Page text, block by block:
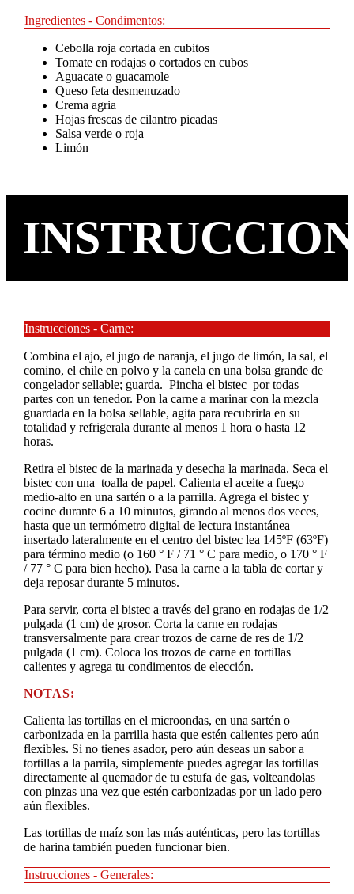
Ingredientes - Condimentos:
Cebolla roja cortada en cubitos
Tomate en rodajas o cortados en cubos
Aguacate o guacamole
Queso feta desmenuzado
Crema agria
Hojas frescas de cilantro picadas
Salsa verde o roja
Limón
Instrucciones - Carne:
Combina el ajo, el jugo de naranja, el jugo de limón, la sal, el
comino, el chile en polvo y la canela en una bolsa grande de
congelador sellable; guarda. Pincha el bistec por todas
partes con un tenedor. Pon la carne a marinar con la mezcla
guardada en la bolsa sellable, agita para recubrirla en su
totalidad y refrigerala durante al menos 1 hora o hasta 12
horas.
Retira el bistec de la marinada y desecha la marinada. Seca el
bistec con una toalla de papel. Calienta el aceite a fuego
medio-alto en una sartén o a la parrilla. Agrega el bistec y
cocine durante 6 a 10 minutos, girando al menos dos veces,
hasta que un termómetro digital de lectura instantánea
insertado lateralmente en el centro del bistec lea 145ºF (63ºF)
para término medio (o 160 ° F / 71 ° C para medio, o 170 ° F
/ 77 ° C para bien hecho). Pasa la carne a la tabla de cortar y
deja reposar durante 5 minutos.
Para servir, corta el bistec a través del grano en rodajas de 1/2
pulgada (1 cm) de grosor. Corta la carne en rodajas
transversalmente para crear trozos de carne de res de 1/2
pulgada (1 cm). Coloca los trozos de carne en tortillas
calientes y agrega tu condimentos de elección.
NOTAS:
Calienta las tortillas en el microondas, en una sartén o
carbonizada en la parrilla hasta que estén calientes pero aún
flexibles. Si no tienes asador, pero aún deseas un sabor a
tortillas a la parrila, simplemente puedes agregar las tortillas
directamente al quemador de tu estufa de gas, volteandolas
con pinzas una vez que estén carbonizadas por un lado pero
aún flexibles.
Las tortillas de maíz son las más auténticas, pero las tortillas
de harina también pueden funcionar bien.
Instrucciones - Generales: